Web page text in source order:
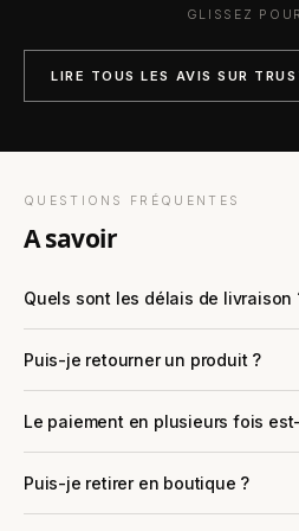
GLISSEZ
LIRE TOUS LES AVIS SUR
QUESTIONS FRÉQUENTES
a savoir
Quels sont les délais de livraison
Puis-je retourner un produit ?
Le paiement en plusieurs fois
Puis-je retirer en boutique ?